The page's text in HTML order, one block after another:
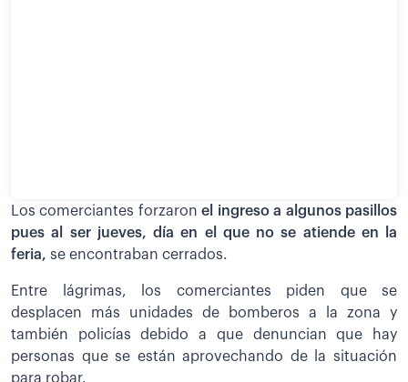
Los comerciantes forzaronel ingreso a algunos pasillos
pues al ser jueves, día en el que no se atiende en la
feria, se encontraban cerrados.
Entre lágrimas, los comerciantes piden que se
desplacen más unidades de bomberos a la zona y
también policías debido a que denuncian que hay
personas que se están aprovechando de la situación
para robar.